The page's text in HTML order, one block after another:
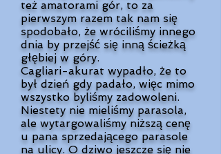
też amatorami gór, to za
pierwszym razem tak nam się
spodobało, że wróciliśmy innego
dnia by przejść się inną ścieżką
głębiej w góry.
Cagliari-akurat wypadło, że to
był dzień gdy padało, więc mimo
wszystko byliśmy zadowoleni.
Niestety nie mieliśmy parasola,
ale wytargowaliśmy niższą cenę
u pana sprzedającego parasole
na ulicy. O dziwo jeszcze się nie